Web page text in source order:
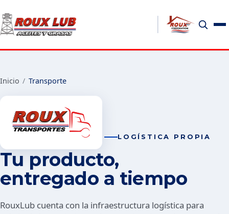
Inicio / Transporte
LOGÍSTICA PROPIA
Tu producto,
entregado a tiempo
RouxLub cuenta con la infraestructura logística para